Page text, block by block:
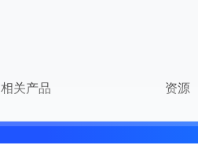
相关产品 资源